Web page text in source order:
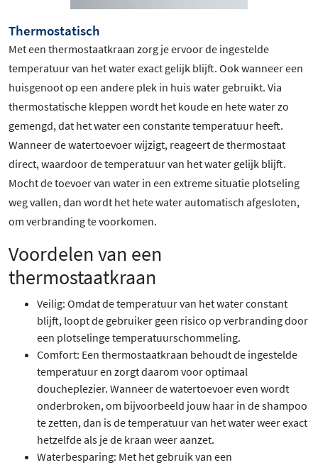
Thermostatisch
Met een thermostaatkraan zorg je ervoor de ingestelde
temperatuur van het water exact gelijk blijft. Ook wanneer een
huisgenoot op een andere plek in huis water gebruikt. Via
thermostatische kleppen wordt het koude en hete water zo
gemengd, dat het water een constante temperatuur heeft.
Wanneer de watertoevoer wijzigt, reageert de thermostaat
direct, waardoor de temperatuur van het water gelijk blijft.
Mocht de toevoer van water in een extreme situatie plotseling
weg vallen, dan wordt het hete water automatisch afgesloten,
om verbranding te voorkomen.
Voordelen van een
thermostaatkraan
Veilig: Omdat de temperatuur van het water constant
blijft, loopt de gebruiker geen risico op verbranding door
een plotselinge temperatuurschommeling.
Comfort: Een thermostaatkraan behoudt de ingestelde
temperatuur en zorgt daarom voor optimaal
doucheplezier. Wanneer de watertoevoer even wordt
onderbroken, om bijvoorbeeld jouw haar in de shampoo
te zetten, dan is de temperatuur van het water weer exact
hetzelfde als je de kraan weer aanzet.
Waterbesparing: Met het gebruik van een